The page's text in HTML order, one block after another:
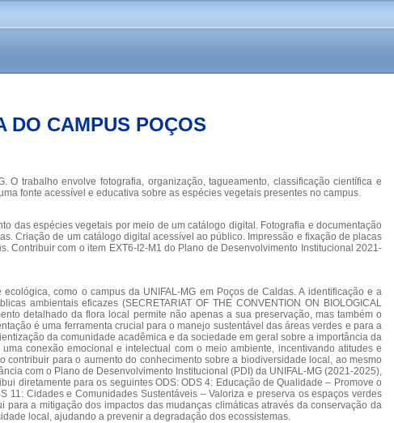
DO CAMPUS POÇOS
trabalho envolve fotografia, organização, tagueamento, classificação científica e
fonte acessível e educativa sobre as espécies vegetais presentes no campus.
das espécies vegetais por meio de um catálogo digital. Fotografia e documentação
Criação de um catálogo digital acessível ao público. Impressão e fixação de placas
Contribuir com o item EXT6-I2-M1 do Plano de Desenvolvimento Institucional 2021-
como o campus da UNIFAL-MG em Poços de Caldas. A identificação e a
ambientais eficazes (SECRETARIAT OF THE CONVENTION ON BIOLOGICAL
detalhado da flora local permite não apenas a sua preservação, mas também o
é uma ferramenta crucial para o manejo sustentável das áreas verdes e para a
da comunidade acadêmica e da sociedade em geral sobre a importância da
conexão emocional e intelectual com o meio ambiente, incentivando atitudes e
para o aumento do conhecimento sobre a biodiversidade local, ao mesmo
com o Plano de Desenvolvimento Institucional (PDI) da UNIFAL-MG (2021-2025),
diretamente para os seguintes ODS: ODS 4: Educação de Qualidade – Promove o
Cidades e Comunidades Sustentáveis – Valoriza e preserva os espaços verdes
a mitigação dos impactos das mudanças climáticas através da conservação da
local, ajudando a prevenir a degradação dos ecossistemas.